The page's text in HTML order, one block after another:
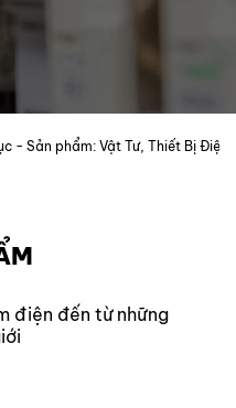
- Sản phẩm:Vật Tư, Thiết Bị Điện
điện đến từ những